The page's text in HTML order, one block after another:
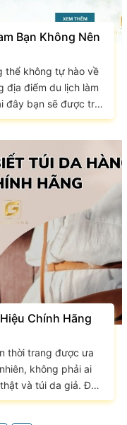
Bạn Không Nên
thể không tự hào về
địa điểm du lịch làm
đây bạn sẽ được trải
được ăn những
khách. Sau đây là
bạn nhất...
Chính Hãng
thời trang được ưa
không phải ai
và túi da giả. Để
cần biết cách nhận